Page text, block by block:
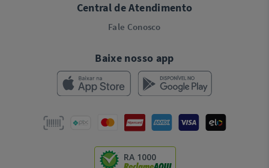
Central de Atendimento
Fale Conosco
Baixe nosso app
RA 1000